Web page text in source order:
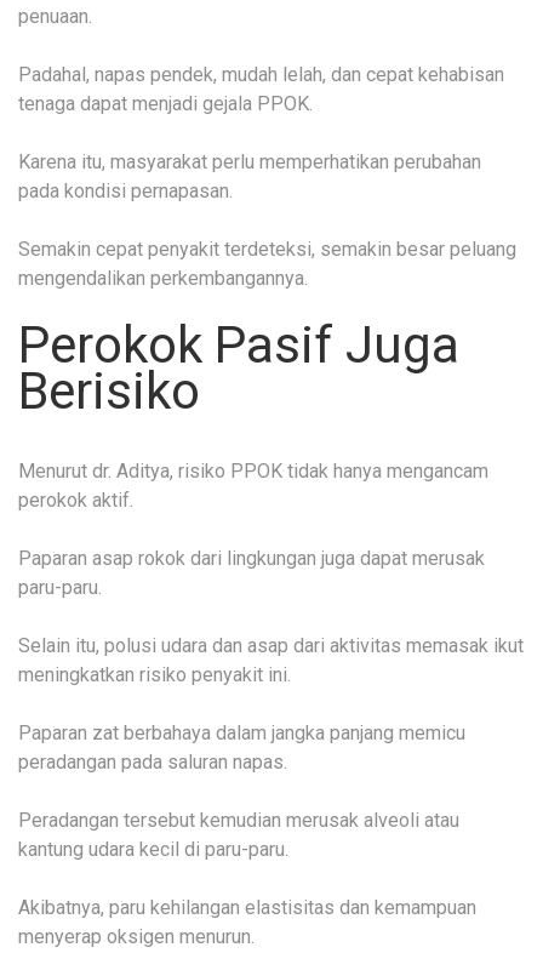
penuaan.
Padahal, napas pendek, mudah lelah, dan cepat kehabisan
tenaga dapat menjadi gejala PPOK.
Karena itu, masyarakat perlu memperhatikan perubahan
pada kondisi pernapasan.
Semakin cepat penyakit terdeteksi, semakin besar peluang
mengendalikan perkembangannya.
Perokok Pasif Juga
Berisiko
Menurut dr. Aditya, risiko PPOK tidak hanya mengancam
perokok aktif.
Paparan asap rokok dari lingkungan juga dapat merusak
paru-paru.
Selain itu, polusi udara dan asap dari aktivitas memasak ikut
meningkatkan risiko penyakit ini.
Paparan zat berbahaya dalam jangka panjang memicu
peradangan pada saluran napas.
Peradangan tersebut kemudian merusak alveoli atau
kantung udara kecil di paru-paru.
Akibatnya, paru kehilangan elastisitas dan kemampuan
menyerap oksigen menurun.